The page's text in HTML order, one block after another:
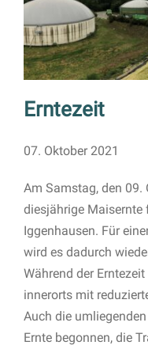
Erntezeit
07. Oktober 2021
Am Samstag, den 09.
diesjährige Maisernte
Iggenhausen. Für
wird es dadurch
Während der
innerorts mit
Auch die
Ernte begonnen, die